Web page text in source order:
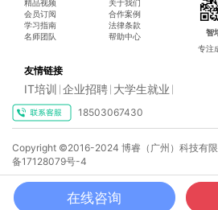
跨地区报考示例
：杭州考生想 2026
苏缴纳 3 个月社保（含养老），并准
明（加盖江苏单位公章）。
（二）华为认证跨地区：无属地限制，
考场，广州考生可选深圳考场，仅需注
就近选择 Pearson VUE 考点（
精品视频
会员订阅
学习指南
名师团队
关于我们
合作案例
法律条款
帮助中心
智
专注
友情链接
IT培训 企业招聘 大学生就业
18503067430
Copyright ©2016-2024 博睿（广州）科技有
备17128079号-4
在线咨询